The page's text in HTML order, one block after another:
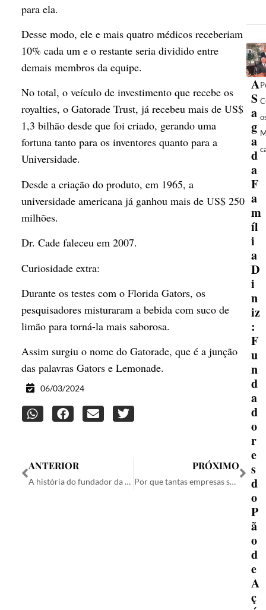
para ela.
Desse modo, ele e mais quatro médicos receberiam
10% cada um e o restante seria dividido entre
demais membros da equipe.
No total, o veículo de investimento que recebe os
royalties, o Gatorade Trust, já recebeu mais de US$
1,3 bilhão desde que foi criado, gerando uma
fortuna tanto para os inventores quanto para a
Universidade.
Desde a criação do produto, em 1965, a
universidade americana já ganhou mais de US$ 250
milhões.
Dr. Cade faleceu em 2007.
Curiosidade extra:
Durante os testes com o Florida Gators, os
pesquisadores misturaram a bebida com suco de
limão para torná-la mais saborosa.
Assim surgiu o nome do Gatorade, que é a junção
das palavras Gators e Lemonade.
06/03/2024
ANTERIOR
A história do fundador da Varig
PRÓXIMO
Por que tantas empresas são incorporadas em Delaware?
A
S
a
g
a
d
a
F
a
m
íl
i
a
D
i
n
iz
:
F
u
n
d
a
d
o
r
e
s
d
o
P
ã
o
d
e
A
ç